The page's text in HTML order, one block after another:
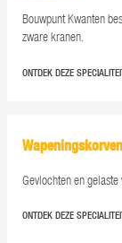
Bouwpunt Kwanten
zware kranen.
ONTDEK DEZE
Wapeningskorven
Gevlochten en
ONTDEK DEZE